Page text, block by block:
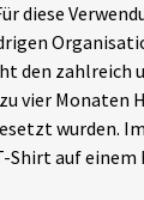
diese
den zahlreich
vier Monaten
wurden.
Shirt auf einem